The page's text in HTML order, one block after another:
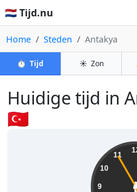
🇳🇱 Tijd.nu
Home Steden Antakya
⏱️ Tijd ☀️ Zon
Huidige tijd in
🇹🇷
9
10
11